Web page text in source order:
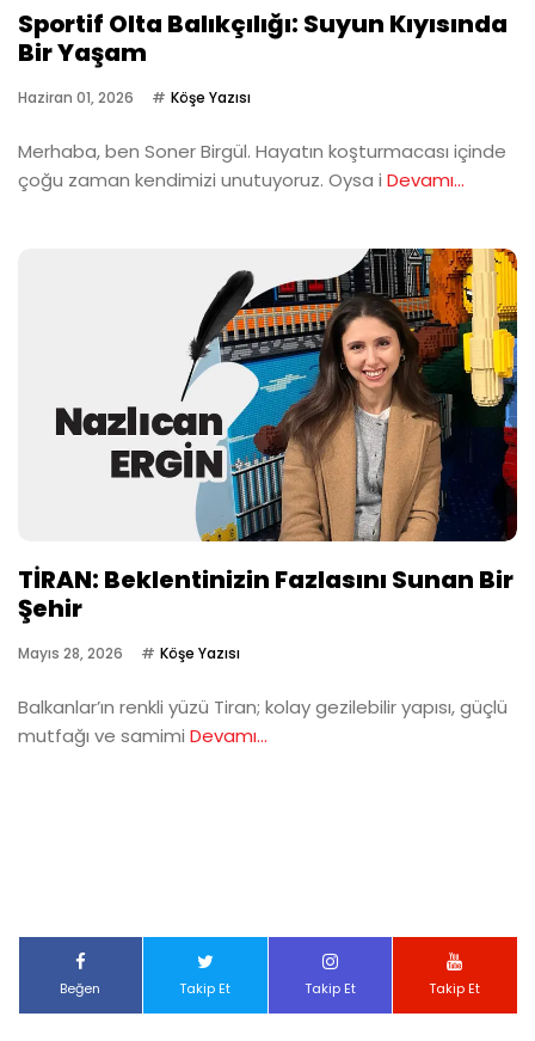
Sportif Olta Balıkçılığı: Suyun Kıyısında
Bir Yaşam
Haziran 01, 2026 Köşe Yazısı
Merhaba, ben Soner Birgül. Hayatın koşturmacası içinde
çoğu zaman kendimizi unutuyoruz. Oysa i Devamı...
TİRAN: Beklentinizin Fazlasını Sunan Bir
Şehir
Mayıs 28, 2026 Köşe Yazısı
Balkanlar’ın renkli yüzü Tiran; kolay gezilebilir yapısı, güçlü
mutfağı ve samimi Devamı...
Beğen Takip Et Takip Et Takip Et